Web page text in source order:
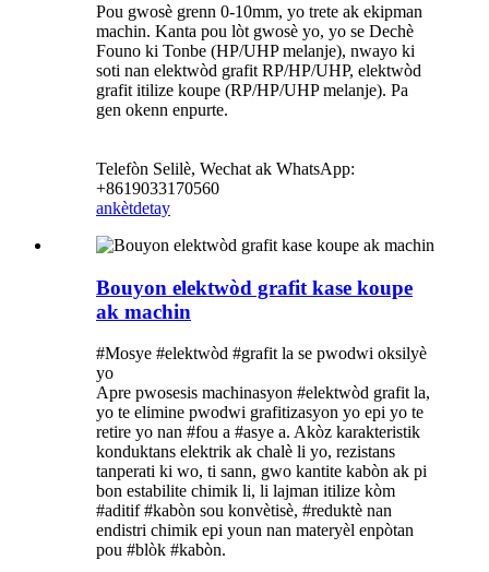
Pou gwosè grenn 0-10mm, yo trete ak ekipman
machin. Kanta pou lòt gwosè yo, yo se Dechè
Founo ki Tonbe (HP/UHP melanje), nwayo ki
soti nan elektwòd grafit RP/HP/UHP, elektwòd
grafit itilize koupe (RP/HP/UHP melanje). Pa
gen okenn enpurte.
Telefòn Selilè, Wechat ak WhatsApp:
+8619033170560
ankètdetay
Bouyon elektwòd grafit kase koupe
ak machin
#Mosye #elektwòd #grafit la se pwodwi oksilyè
yo
Apre pwosesis machinasyon #elektwòd grafit la,
yo te elimine pwodwi grafitizasyon yo epi yo te
retire yo nan #fou a #asye a. Akòz karakteristik
konduktans elektrik ak chalè li yo, rezistans
tanperati ki wo, ti sann, gwo kantite kabòn ak pi
bon estabilite chimik li, li lajman itilize kòm
#aditif #kabòn sou konvètisè, #reduktè nan
endistri chimik epi youn nan materyèl enpòtan
pou #blòk #kabòn.